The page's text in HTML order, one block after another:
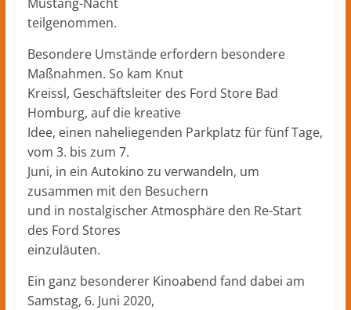
teilgenommen.
Besondere Umstände erfordern besondere
Maßnahmen. So kam Knut
Kreissl, Geschäftsleiter des Ford Store Bad
Homburg, auf die kreative
Idee, einen naheliegenden Parkplatz für fünf Tage,
vom 3. bis zum 7.
Juni, in ein Autokino zu verwandeln, um
zusammen mit den Besuchern
und in nostalgischer Atmosphäre den Re-Start
des Ford Stores
einzuläuten.
Ein ganz besonderer Kinoabend fand dabei am
Samstag, 6. Juni 2020,